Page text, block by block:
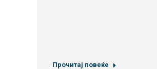
Прочитај повеќе